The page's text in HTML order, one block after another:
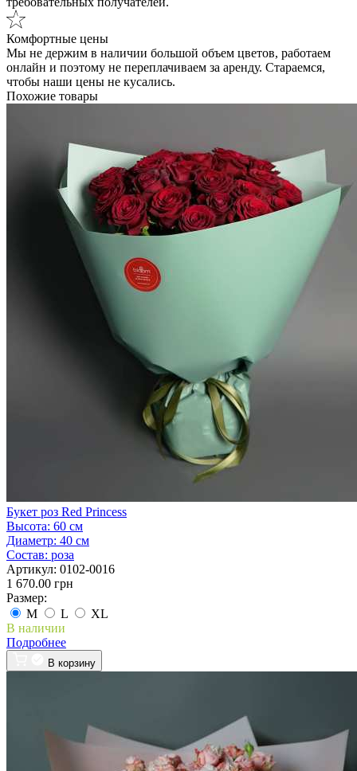
Комфортные цены
Мы не держим в наличии большой объем цветов, работаем
онлайн и поэтому не переплачиваем за аренду. Стараемся,
чтобы наши цены не кусались.
Похожие товары
Букет роз Red Princess
Высота: 60 см
Диаметр: 40 см
Состав: роза
Артикул: 0102-0016
1 670.00 грн
Размер:
M
L
XL
В наличии
Подробнее
В корзину